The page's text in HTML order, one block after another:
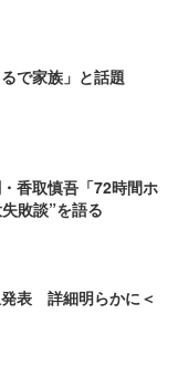
で家族」と話題
香取慎吾「72時間ホ
敗談”を語る
表 詳細明らかに＜